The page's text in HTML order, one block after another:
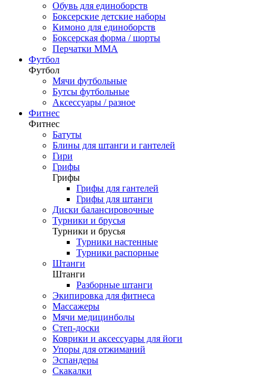
Обувь для единоборств
Боксерские детские наборы
Кимоно для единоборств
Боксерская форма / шорты
Перчатки ММА
Футбол
Футбол
Мячи футбольные
Бутсы футбольные
Аксессуары / разное
Фитнес
Фитнес
Батуты
Блины для штанги и гантелей
Гири
Грифы
Грифы
Грифы для гантелей
Грифы для штанги
Диски балансировочные
Турники и брусья
Турники и брусья
Турники настенные
Турники распорные
Штанги
Штанги
Разборные штанги
Экипировка для фитнеса
Массажеры
Мячи медицинболы
Степ-доски
Коврики и аксессуары для йоги
Упоры для отжиманий
Эспандеры
Скакалки